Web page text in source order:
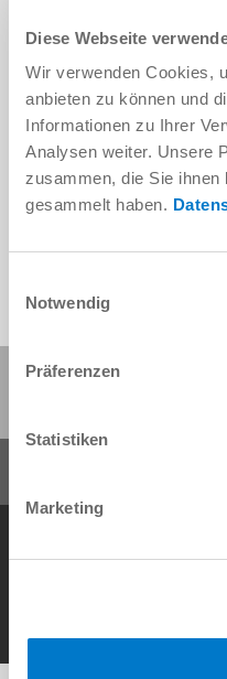
Diese Webseite
Wir verwenden Cookies,
anbieten zu können und
Informationen zu Ihrer
Analysen weiter. Unsere
zusammen, die Sie
gesammelt haben.
Notwendig
Präferenzen
Statistiken
Marketing